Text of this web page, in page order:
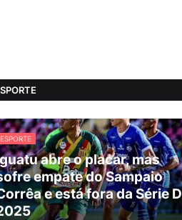
ESPORTE
abre o placar, mas
empate do Sampaio
e está fora da Série D